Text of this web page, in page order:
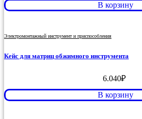
В корзину
Электромонтажный инструмент и приспособления
Кейс для матриц обжимного инструмента
6.040₽
В корзину